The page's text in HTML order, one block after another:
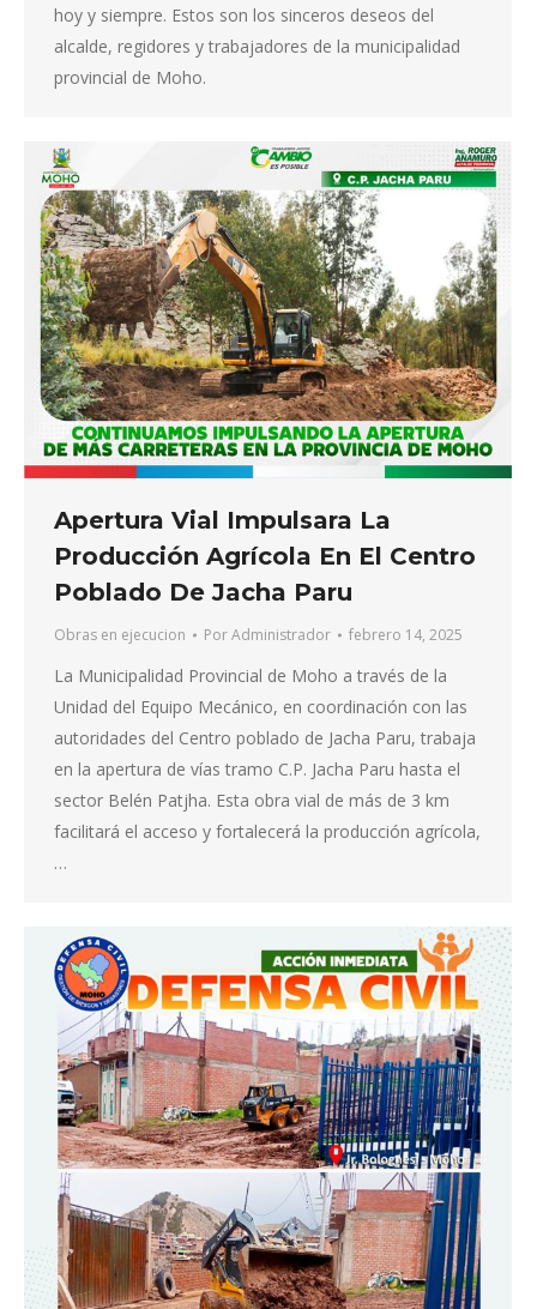
hoy y siempre. Estos son los sinceros deseos del
alcalde, regidores y trabajadores de la municipalidad
provincial de Moho.
Apertura Vial Impulsara La
Producción Agrícola En El Centro
Poblado De Jacha Paru
Obras en ejecucion PorAdministrador febrero 14, 2025
La Municipalidad Provincial de Moho a través de la
Unidad del Equipo Mecánico, en coordinación con las
autoridades del Centro poblado de Jacha Paru, trabaja
en la apertura de vías tramo C.P. Jacha Paru hasta el
sector Belén Patjha. Esta obra vial de más de 3 km
facilitará el acceso y fortalecerá la producción agrícola,
…